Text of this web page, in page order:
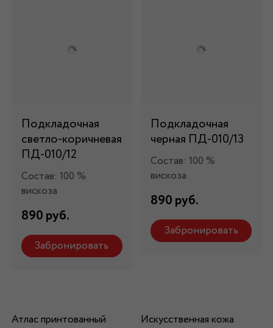
Подкладочная
светло-коричневая
ПД-010/12
Состав: 100 %
вискоза
890 руб.
Забронировать
Подкладочная
черная ПД-010/13
Состав: 100 %
вискоза
890 руб.
Забронировать
Атлас принтованный
Искусственная кожа